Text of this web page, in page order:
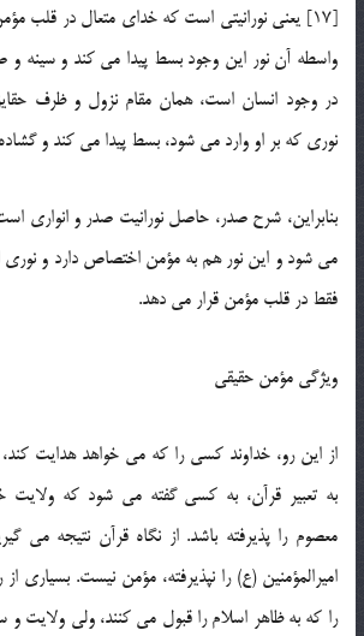
[17] یعنی نورانیتی است كه خدای متعال در قلب
واسطه آن نور این وجود بسط پیدا می کند و سینه و
در وجود انسان است، همان مقام نزول و ظرف
نوری كه بر او وارد می شود، بسط پیدا می کند و
بنابراین، شرح صدر، حاصل نورانیت صدر و انواری
می شود و این نور هم به مؤمن اختصاص دارد و
فقط در قلب مؤمن قرار می دهد.
ویژگی مؤمن حقیقی
از این رو، خداوند كسی را كه می خواهد هدایت
به تعبیر قرآن، به كسی گفته می شود كه ولایت
معصوم را پذیرفته باشد. از نگاه قرآن نتیجه می
امیرالمؤمنین (ع) را نپذیرفته، مؤمن نیست. بسیاری از
را كه به ظاهر اسلام را قبول می كنند، ولی ولایت